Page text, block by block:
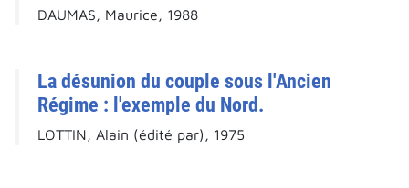
DAUMAS, Maurice, 1988
La désunion du couple sous l'Ancien
Régime : l'exemple du Nord.
LOTTIN, Alain (édité par), 1975